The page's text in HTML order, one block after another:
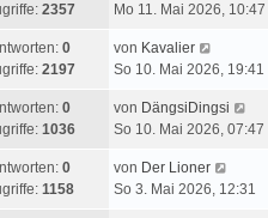
2357
Mo 11. Mai 2026, 10:47
0
2197
von Kavalier
So 10. Mai 2026, 19:41
0
1036
von DängsiDingsi
So 10. Mai 2026, 07:47
0
1158
von Der Lioner
So 3. Mai 2026, 12:31